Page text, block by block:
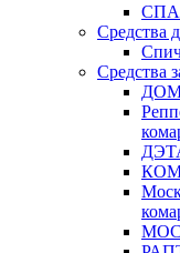
Средства
Средства